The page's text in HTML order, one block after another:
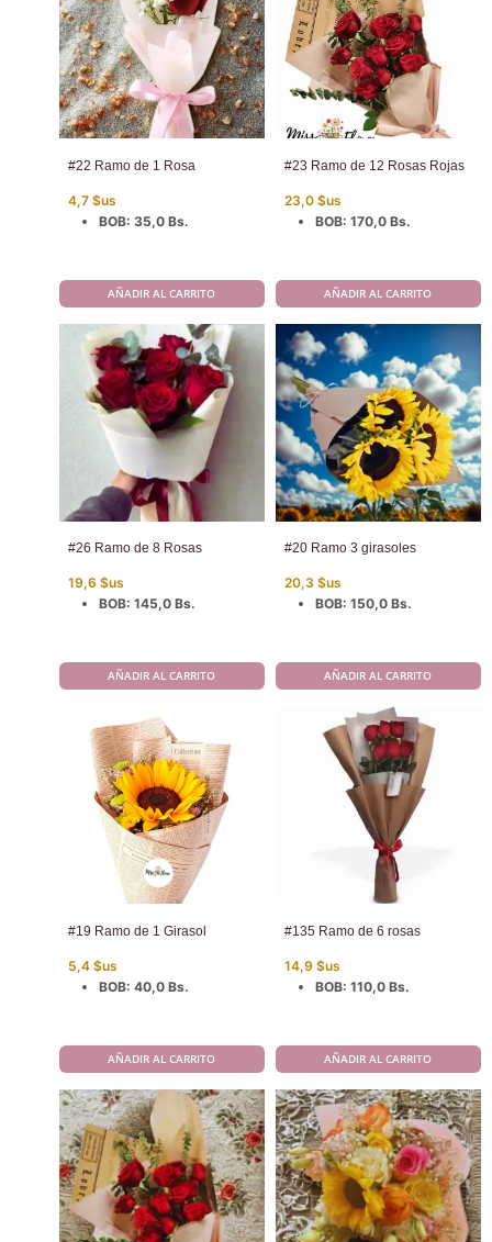
#22 Ramo de 1 Rosa
4,7 $us
BOB: 35,0 Bs.
AÑADIR AL CARRITO
#23 Ramo de 12 Rosas Rojas
23,0 $us
BOB: 170,0 Bs.
AÑADIR AL CARRITO
#26 Ramo de 8 Rosas
19,6 $us
BOB: 145,0 Bs.
AÑADIR AL CARRITO
#20 Ramo 3 girasoles
20,3 $us
BOB: 150,0 Bs.
AÑADIR AL CARRITO
#19 Ramo de 1 Girasol
5,4 $us
BOB: 40,0 Bs.
AÑADIR AL CARRITO
#135 Ramo de 6 rosas
14,9 $us
BOB: 110,0 Bs.
AÑADIR AL CARRITO